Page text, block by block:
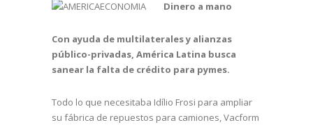
Dinero a mano
Con ayuda de multilaterales y alianzas
público-privadas, América Latina busca
sanear la falta de crédito para pymes.
Todo lo que necesitaba Idílio Frosi para ampliar
su fábrica de repuestos para camiones, Vacform